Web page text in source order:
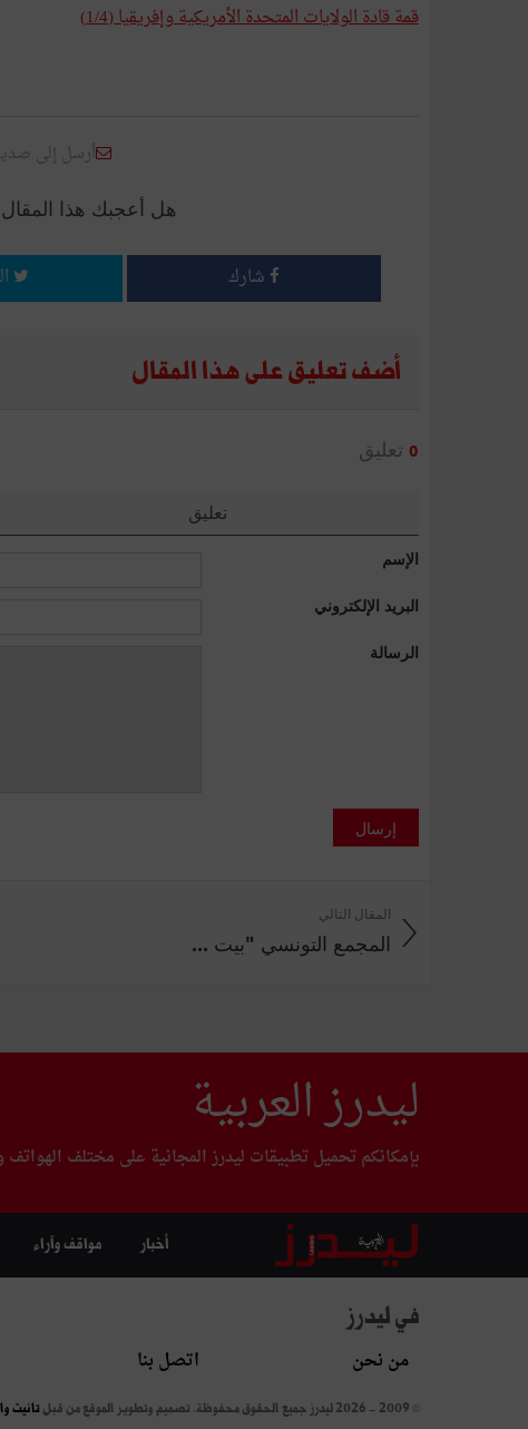
قمة قادة الولايات المتحدة الأمريكية وإفريقيا (1/4)
أرسل إلى
هل أعجبك هذا
شارك
أضف تعليق على هذا المقال
0 تعليق
تعليق
الإسم
البريد الإلكتروني
الرسالة
إرسال
المقال التالي
المجمع التونسي "بيت ...
ليدرز العربية
بإمكانكم تحميل تطبيقات ليدرز المجانية على مختلف الهواتف
أخبار مواقف وآراء
في ليدرز
من نحن اتصل بنا
© 2009 - 2026 ليدرز جميع الحقوق محفوظة. تصميم وتطوير الموقع من قبل تانيت